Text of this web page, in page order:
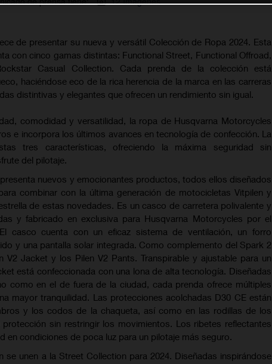
de presentar su nueva y versátil Colección de Ropa 2024. Esta
con cinco gamas distintas: Functional Street, Functional Offroad,
Casual Collection. Cada prenda de la colección está
haciéndose eco de la rica herencia de la marca en las carreras
distintivas y elegantes que ofrecen un rendimiento sin igual.
comodidad y versatilidad, la ropa de Husqvarna Motorcycles
e incorpora los últimos avances en tecnología de confección. La
tres características, ofreciendo la máxima seguridad sin
del pilotaje.
nuevos y emocionantes productos, todos ellos diseñados
combinar con la última generación de motocicletas Vitpilen y
de estas novedades. Es un casco de carretera polivalente y
y fabricado en exclusiva para Husqvarna Motorcycles por el
casco cuenta con un eficaz sistema de ventilación, un forro
y una pantalla solar integrada. Como complemento del Spark 2
V2 Jacket y los Pilen V2 Pants. Transpirable y ajustable para un
está confeccionada con una lona de alta tecnología. Diseñadas
como en el de fuera de la ciudad, cada prenda ofrece múltiples
mayor tranquilidad. Las protecciones acolchadas D30 CE están
y los codos de la chaqueta, así como en las rodillas de los
sin restringir los movimientos. Los ribetes reflectantes
en condiciones de poca luz para un pilotaje más seguro.
se unen a la Street Collection para 2024. Diseñadas inspirándose